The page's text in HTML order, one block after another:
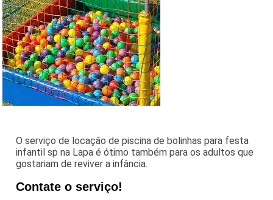
O serviço de locação de piscina de bolinhas para festa
infantil sp na Lapa é ótimo também para os adultos que
gostariam de reviver a infância.
Contate o serviço!